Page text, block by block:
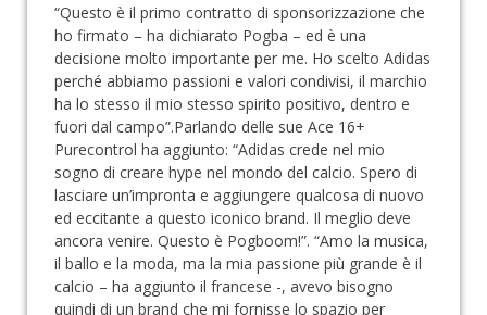
“Questo è il primo contratto di sponsorizzazione che
ho firmato – ha dichiarato Pogba – ed è una
decisione molto importante per me. Ho scelto Adidas
perché abbiamo passioni e valori condivisi, il marchio
ha lo stesso il mio stesso spirito positivo, dentro e
fuori dal campo”.Parlando delle sue Ace 16+
Purecontrol ha aggiunto: “Adidas crede nel mio
sogno di creare hype nel mondo del calcio. Spero di
lasciare un’impronta e aggiungere qualcosa di nuovo
ed eccitante a questo iconico brand. Il meglio deve
ancora venire. Questo è Pogboom!”. “Amo la musica,
il ballo e la moda, ma la mia passione più grande è il
calcio – ha aggiunto il francese -, avevo bisogno
quindi di un brand che mi fornisse lo spazio per